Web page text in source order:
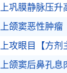
上巩膜静脉压升
上颌窦恶性肿瘤
上攻眼目【方剂
上颌窦后鼻孔息